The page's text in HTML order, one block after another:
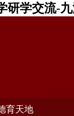
研学交流-
育天地